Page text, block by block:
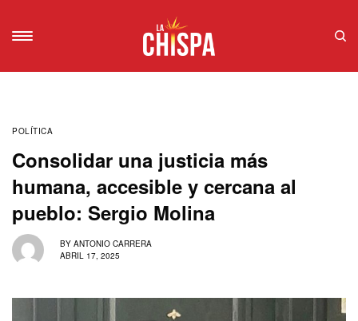
POLÍTICA
Consolidar una justicia más
humana, accesible y cercana al
pueblo: Sergio Molina
BY ANTONIO CARRERA
ABRIL 17, 2025